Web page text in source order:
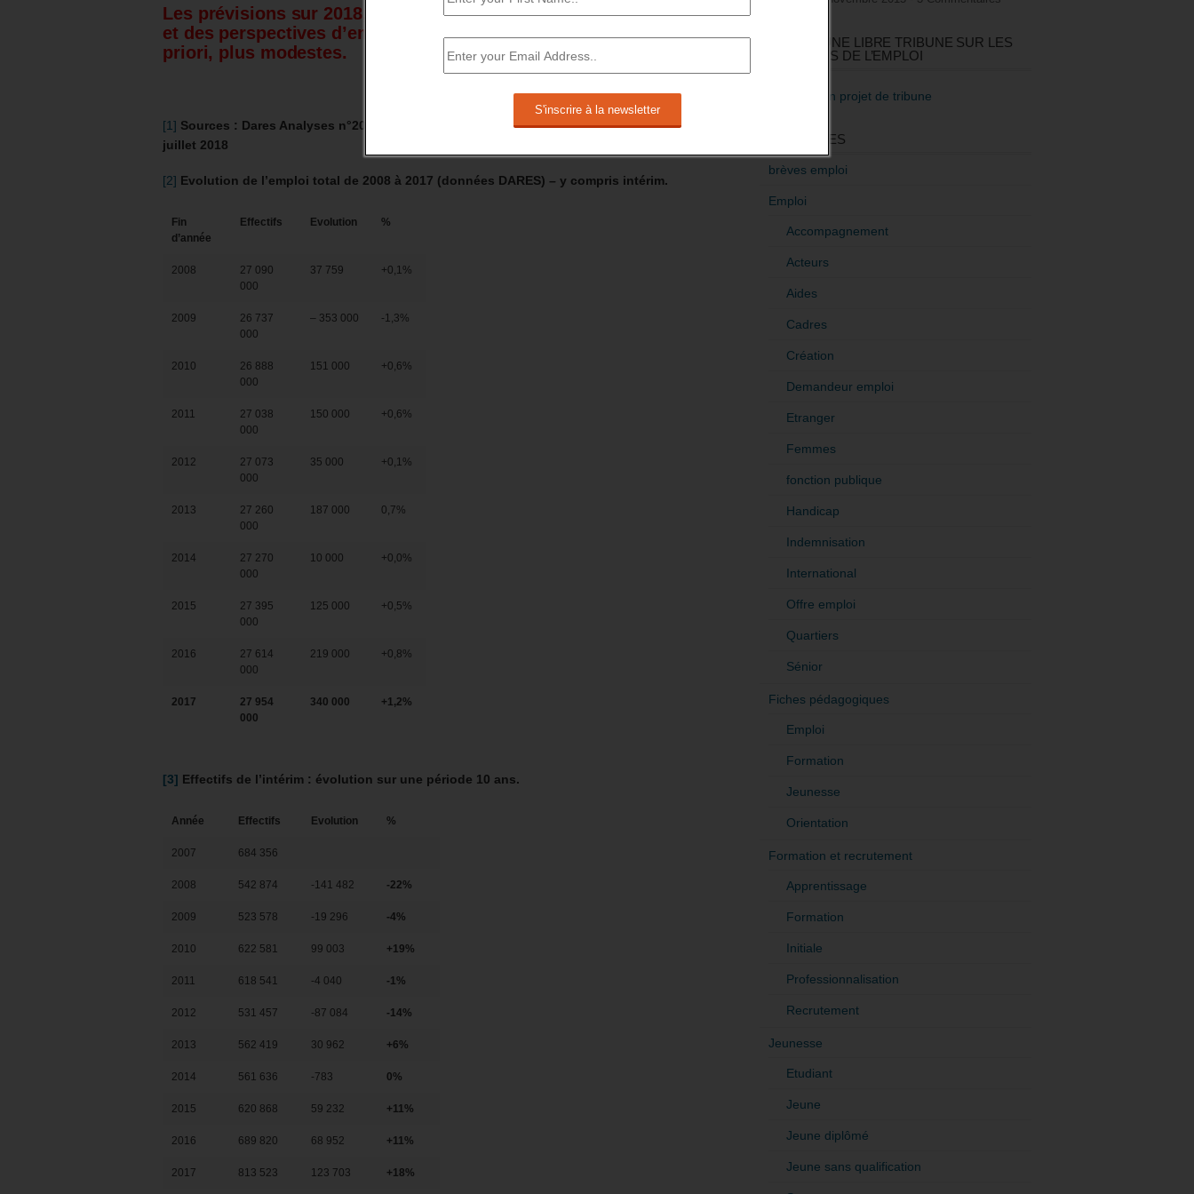
Les prévisions sur 2018, compte tenu des chiffres du début d’année
et des perspectives d’embauches annoncées, apparaissent, a
priori, plus modestes.
[1] Sources : Dares Analyses n°2018-031 – Emploi, chômage et population active en 2017 – 3
juillet 2018
[2] Evolution de l’emploi total de 2008 à 2017 (données DARES) – y compris intérim.
Fin
d’année
Effectifs Evolution %
2008
27 090
000
37 759 +0,1%
2009
26 737
000
– 353 000 -1,3%
2010
26 888
000
151 000 +0,6%
2011
27 038
000
150 000 +0,6%
2012
27 073
000
35 000 +0,1%
2013
27 260
000
187 000 0,7%
2014
27 270
000
10 000 +0,0%
2015
27 395
000
125 000 +0,5%
2016
27 614
000
219 000 +0,8%
2017
27 954
000
340 000 +1,2%
[3] Effectifs de l’intérim : évolution sur une période 10 ans.
Année Effectifs Evolution %
2007 684 356
2008 542 874 -141 482 -22%
2009 523 578 -19 296 -4%
2010 622 581 99 003 +19%
2011 618 541 -4 040 -1%
2012 531 457 -87 084 -14%
2013 562 419 30 962 +6%
2014 561 636 -783 0%
2015 620 868 59 232 +11%
2016 689 820 68 952 +11%
2017 813 523 123 703 +18%
RÉDIGEZ UNE LIBRE TRIBUNE SUR LES
POLITIQUES DE L’EMPLOI
>Décrire mon projet de tribune
CATÉGORIES
brèves emploi
Emploi
Accompagnement
Acteurs
Aides
Cadres
Création
Demandeur emploi
Etranger
Femmes
fonction publique
Handicap
Indemnisation
International
Offre emploi
Quartiers
Sénior
Fiches pédagogiques
Emploi
Formation
Jeunesse
Orientation
Formation et recrutement
Apprentissage
Formation
Initiale
Professionnalisation
Recrutement
Jeunesse
Etudiant
Jeune
Jeune diplômé
Jeune sans qualification